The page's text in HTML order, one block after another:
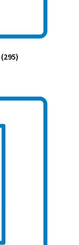
(295)